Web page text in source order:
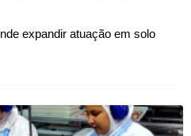
expandir atuação em solo